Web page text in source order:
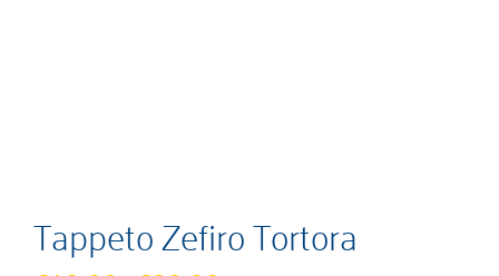
Tappeto Zefiro Tortora